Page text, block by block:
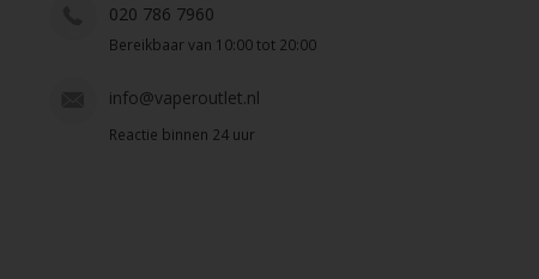
020 786 7960
Bereikbaar van 10:00 tot 20:00
info@vaperoutlet.nl
Reactie binnen 24 uur